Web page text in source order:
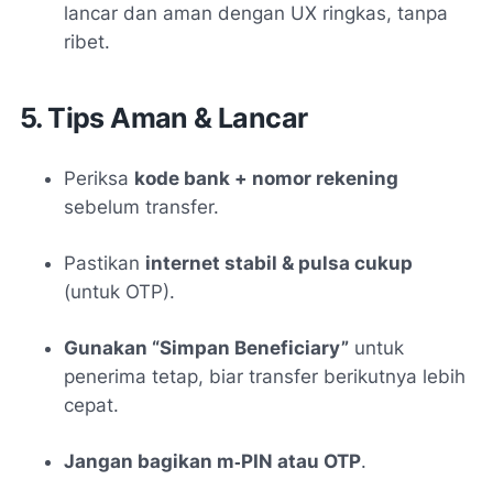
lancar dan aman dengan UX ringkas, tanpa
ribet.
5. Tips Aman & Lancar
Periksa kode bank + nomor rekening
sebelum transfer.
Pastikan internet stabil & pulsa cukup
(untuk OTP).
Gunakan “Simpan Beneficiary” untuk
penerima tetap, biar transfer berikutnya lebih
cepat.
Jangan bagikan m‑PIN atau OTP.